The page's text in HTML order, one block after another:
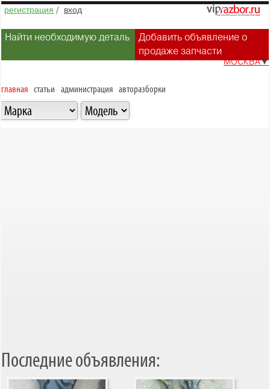
регистрация / вход
Найти необходимую деталь
Добавить объявление о
продаже запчасти
МОСКВА▼
главная статьи администрация авторазборки
Последние объявления: